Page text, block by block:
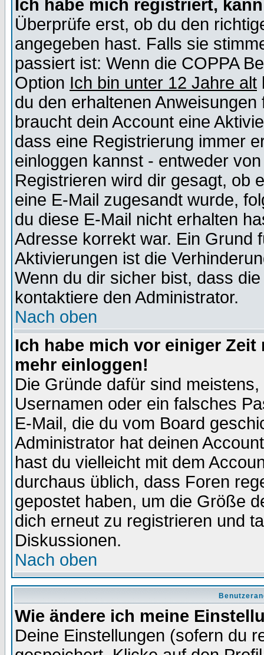
Ich habe mich registriert,
Überprüfe erst, ob du den
angegeben hast. Falls sie
passiert ist: Wenn die COPPA
Option Ich bin unter 12 Jahre alt
du den erhaltenen
braucht dein Account eine
dass eine Registrierung immer
einloggen kannst - entweder
Registrieren wird dir gesagt, ob
eine E-Mail zugesandt wurde,
du diese E-Mail nicht erhalten
Adresse korrekt war. Ein Grund
Aktivierungen ist die
Wenn du dir sicher bist, dass
kontaktiere den Administrator.
Nach oben
Ich habe mich vor einiger
mehr einloggen!
Die Gründe dafür sind
Usernamen oder ein falsches
E-Mail, die du vom Board
Administrator hat deinen
hast du vielleicht mit dem
durchaus üblich, dass Foren
gepostet haben, um die Größe
dich erneut zu registrieren und
Diskussionen.
Nach oben
Wie ändere ich meine
Deine Einstellungen (sofern du